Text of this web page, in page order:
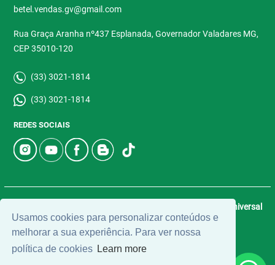
Usamos cookies para personalizar conteúdos e
melhorar a sua experiência. Para ver nossa
política de cookies Learn more
betel.vendas.gv@gmail.com
Rua Graça Aranha nº437 Esplanada, Governador Valadares MG,
CEP 35010-120
(33) 3021-1814
(33) 3021-1814
REDES SOCIAIS
Universal
Software.